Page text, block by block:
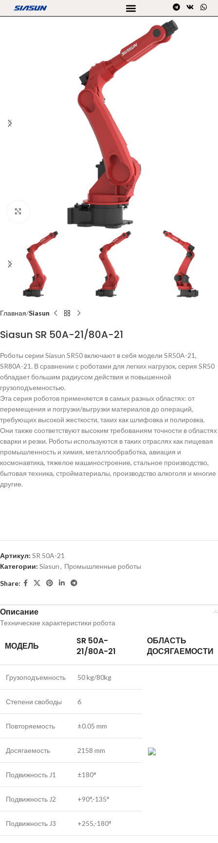
Главная Siasun
Siasun SR 50A-21/80A-21
Роботы серии Siasun SR50 включают в себя модели SR50A-21,
SR80A-21. В сравнении с роботами для легких нагрузок, серия SR50
обладает большим радиусом действия и повышенной
грузоподъемностью.
Эта серия роботов применяется в самых разных областях: от
перемещения и погрузки/выгрузки материалов до операций,
требующих высокой жесткости, таких как шлифовка и полировка.
Они также соответствуют высоким требованиям точности в областях
сварки и резки. Роботы используются в таких отраслях как пищевая
промышленность и химия, металлообработка, авиация и
космонавтика, тяжелое машиностроение, стальное производство,
бытовая техника, стройматериалы, производство алкоголя и многие
другие.
Артикул: SR 50A-21
Категории: Siasun, Промышленные роботы
Share:
Описание
Технические характеристики робота
МОДЕЛЬ
SR 50A-
21/80A-21
ОБЛАСТЬ
ДОСЯГАЕМОСТИ
Грузоподъемность 50 kg/80kg
Степени свободы 6
Повторяемость ±0.05 mm
Досягаемость 2158 mm
Подвижность J1 ±180°
Подвижность J2 +90°,-135°
Подвижность J3 +255,-180°